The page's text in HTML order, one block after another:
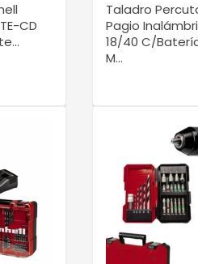
CD
Taladro
Pagio
18/40 C/
M...